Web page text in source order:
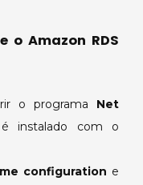
o Amazon RDS
o programa Net
instalado com o
configuration e